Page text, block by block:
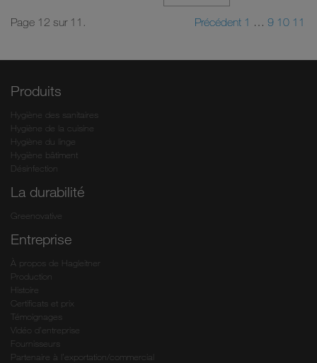
Page 12 sur 11. Précédent 1 … 9 10 11
Produits
Hygiène des sanitaires
Hygiène de la cuisine
Hygiène du linge
Hygiène bâtiment
Désinfection
La durabilité
Greenovative
Entreprise
À propos de Hagleitner
Production
Histoire
Certificats et prix
Témoignages
Vidéo d’entreprise
Fournisseurs
Partenaire à l’exportation/commercial